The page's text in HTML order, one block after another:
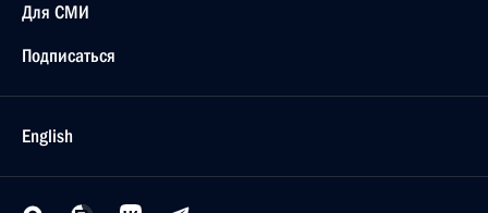
Для СМИ
Подписаться
English